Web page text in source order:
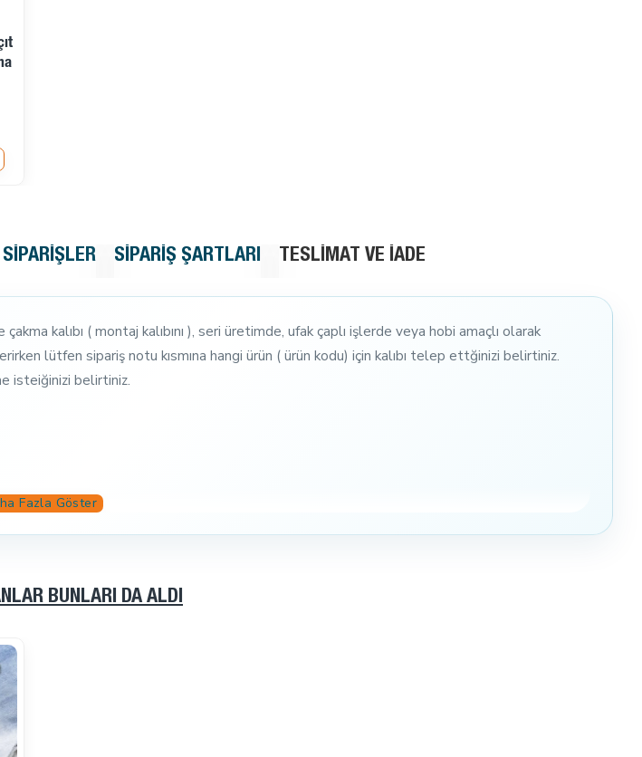
SIPARIŞ ŞARTLARI TESLIMAT VE İADE
kalıbı ( montaj kalıbını ), seri üretimde, ufak çaplı işlerde veya hobi amaçlı olarak
lütfen sipariş notu kısmına hangi ürün ( ürün kodu) için kalıbı telep ettğinizi belirtiniz.
isteiğinizi belirtiniz.
BUNLARI DA ALDI